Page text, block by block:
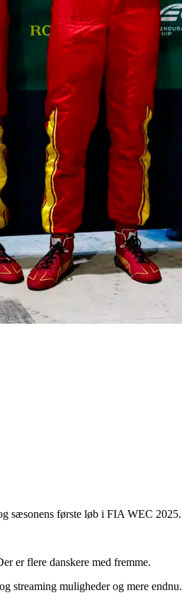
sæsonens første løb i FIA WEC 2025.
er flere danskere med fremme.
streaming muligheder og mere endnu.